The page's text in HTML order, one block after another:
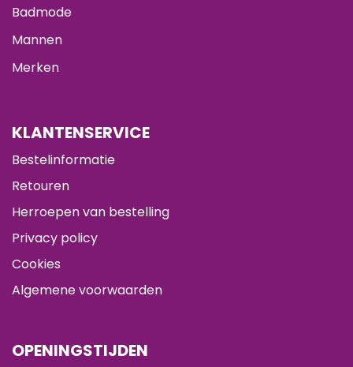
Badmode
Mannen
Merken
KLANTENSERVICE
Bestelinformatie
Retouren
Herroepen van bestelling
Privacy policy
Cookies
Algemene voorwaarden
OPENINGSTIJDEN